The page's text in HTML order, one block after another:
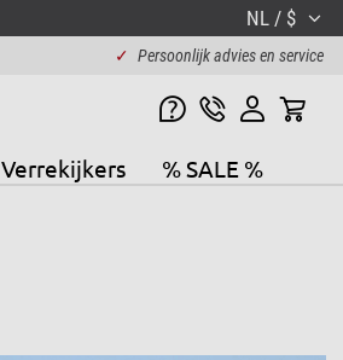
NL / $
✓ Persoonlijk advies en service
Verrekijkers % SALE %